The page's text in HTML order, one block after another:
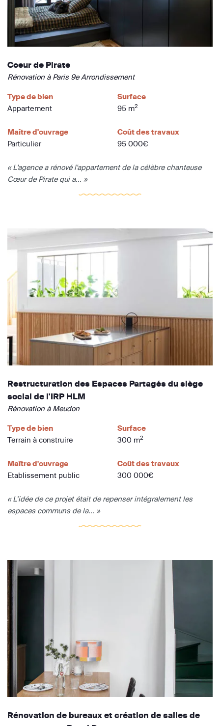
Coeur de Pirate
Rénovation à Paris 9e Arrondissement
Type de bien
Appartement
Surface
95 m2
Maître d'ouvrage
Particulier
Coût des travaux
95 000€
« L'agence a rénové l'appartement de la célèbre chanteuse
Cœur de Pirate qui a... »
Restructuration des Espaces Partagés du siège
social de l'IRP HLM
Rénovation à Meudon
Type de bien
Terrain à construire
Surface
300 m2
Maître d'ouvrage
Etablissement public
Coût des travaux
300 000€
« L’idée de ce projet était de repenser intégralement les
espaces communs de la... »
Rénovation de bureaux et création de salles de